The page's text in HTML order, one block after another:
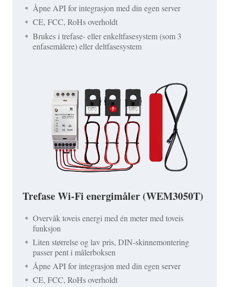
Åpne API for integrasjon med din egen server
CE, FCC, RoHs overholdt
Brukes i trefase- eller enkeltfasesystem (som 3
enfasemålere) eller deltfasesystem
Trefase Wi-Fi energimåler (WEM3050T)
Overvåk toveis energi med én meter med toveis
funksjon
Liten størrelse og lav pris, DIN-skinnemontering
passer pent i målerboksen
Åpne API for integrasjon med din egen server
CE, FCC, RoHs overholdt